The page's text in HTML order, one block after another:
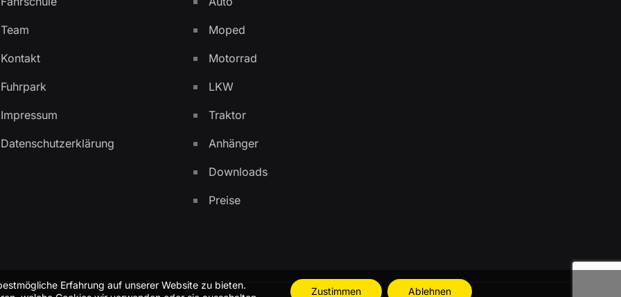
Team
Kontakt
Fuhrpark
Impressum
Datenschutzerklärung
Moped
Motorrad
LKW
Traktor
Anhänger
Downloads
Preise
Erfahrung auf unserer Website zu bieten.
Zustimmen Ablehnen